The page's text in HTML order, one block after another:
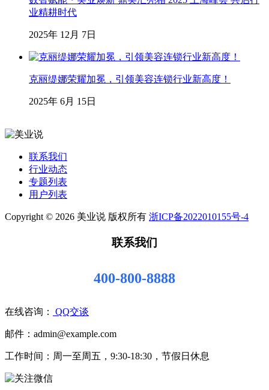
业精耕时代
2025年 12月 7日
克丽缇娜荣耀加冕，引领美容连锁行业新高度！
2025年 6月 15日
联系我们
行业动态
专题列表
用户列表
Copyright © 2026 美业说 版权所有 浙ICP备2022010155号-4
联系我们
400-800-8888
在线咨询： QQ交谈
邮件：admin@example.com
工作时间：周一至周五，9:30-18:30，节假日休息